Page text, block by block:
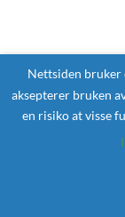
Nettsiden bruker
aksepterer bruken
en risiko at visse